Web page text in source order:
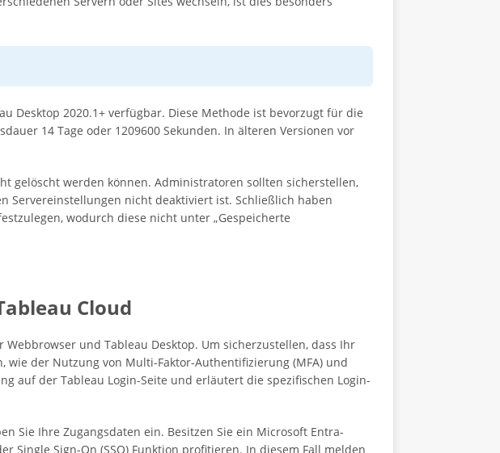
Desktop 2020.1+ verfügbar. Diese Methode ist bevorzugt für die
14 Tage oder 1209600 Sekunden. In älteren Versionen vor
gelöscht werden können. Administratoren sollten sicherstellen,
Servereinstellungen nicht deaktiviert ist. Schließlich haben
wodurch diese nicht unter „Gespeicherte
Cloud
und Tableau Desktop. Um sicherzustellen, dass Ihr
der Nutzung von Multi-Faktor-Authentifizierung (MFA) und
auf der Tableau Login-Seite und erläutert die spezifischen Login-
Sie Ihre Zugangsdaten ein. Besitzen Sie ein Microsoft Entra-
Single Sign-On (SSO) Funktion profitieren. In diesem Fall melden